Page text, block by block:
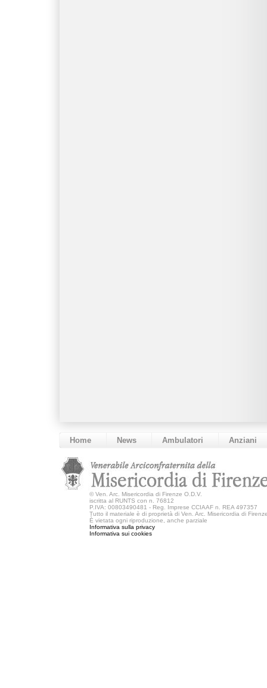
Home News Ambulatori Anziani
© Ven. Arc. Misericordia di Firenze O.D.V.
iscritta al RUNTS con n. 76812
P.IVA: 00803490481 - Reg. Imprese CCIAAF n. REA 497357
Tutto il materiale è di proprietà di Ven. Arc. Misericordia di
È vietata ogni riproduzione, anche parziale
Informativa sulla privacy
Informativa sui cookies